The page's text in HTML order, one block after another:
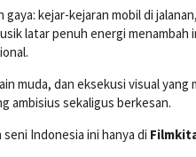
kejar-kejaran mobil di
latar penuh energi
muda, dan eksekusi visual yang
ambisius sekaligus berkesan.
Indonesia ini hanya di